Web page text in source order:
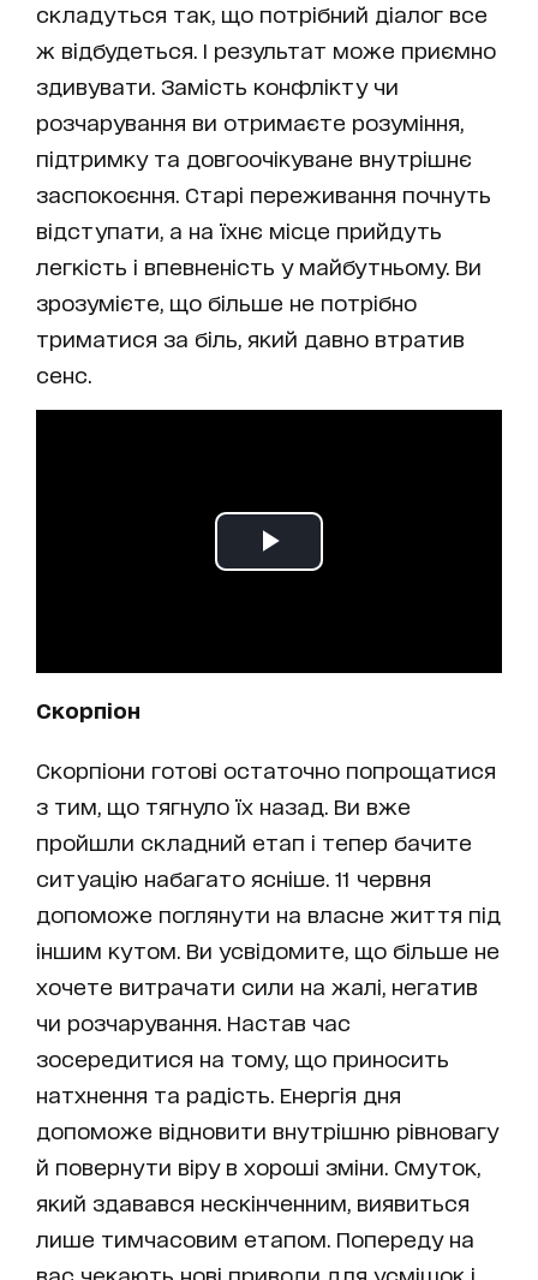
складуться так, що потрібний діалог все
ж відбудеться. І результат може приємно
здивувати. Замість конфлікту чи
розчарування ви отримаєте розуміння,
підтримку та довгоочікуване внутрішнє
заспокоєння. Старі переживання почнуть
відступати, а на їхнє місце прийдуть
легкість і впевненість у майбутньому. Ви
зрозумієте, що більше не потрібно
триматися за біль, який давно втратив
сенс.
Скорпіон
Скорпіони готові остаточно попрощатися
з тим, що тягнуло їх назад. Ви вже
пройшли складний етап і тепер бачите
ситуацію набагато ясніше. 11 червня
допоможе поглянути на власне життя під
іншим кутом. Ви усвідомите, що більше не
хочете витрачати сили на жалі, негатив
чи розчарування. Настав час
зосередитися на тому, що приносить
натхнення та радість. Енергія дня
допоможе відновити внутрішню рівновагу
й повернути віру в хороші зміни. Смуток,
який здавався нескінченним, виявиться
лише тимчасовим етапом. Попереду на
вас чекають нові приводи для усмішок і